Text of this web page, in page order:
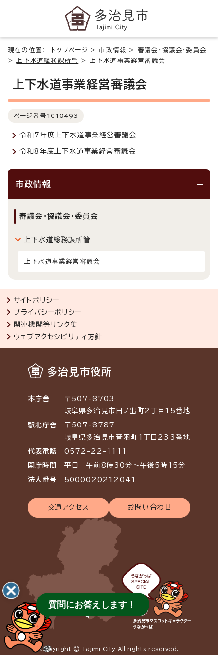
現在の位置： トップページ >市政情報 > 審議会・協議会・委員会
>
上下水道総務課所管 > 上下水道事業経営審議会
上下水道事業経営審議会
ページ番号 1010493
令和7年度上下水道事業経営審議会
令和8年度上下水道事業経営審議会
市政情報
審議会・協議会・委員会
上下水道総務課所管
上下水道事業経営審議会
サイトポリシー
プライバシーポリシー
関連機関等リンク集
ウェブアクセシビリティ方針
多治見市役所
本庁舎
〒507-8703
岐阜県多治見市日ノ出町2丁目15番地
駅北庁舎
〒507-8787
岐阜県多治見市音羽町1丁目233番地
代表電話 0572-22-1111
開庁時間 平日 午前8時30分～午後5時15分
法人番号 5000020212041
交通アクセス お問い合わせ
Copyright © Tajimi City All rights reserved.
質問にお答えします！